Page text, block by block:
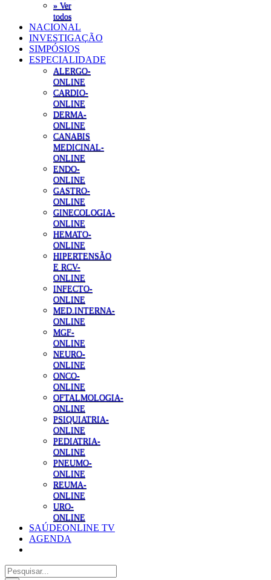
» Ver
todos
NACIONAL
INVESTIGAÇÃO
SIMPÓSIOS
ESPECIALIDADE
ALERGO-
ONLINE
CARDIO-
ONLINE
DERMA-
ONLINE
CANABIS
MEDICINAL-
ONLINE
ENDO-
ONLINE
GASTRO-
ONLINE
GINECOLOGIA-
ONLINE
HEMATO-
ONLINE
HIPERTENSÃO
E RCV-
ONLINE
INFECTO-
ONLINE
MED.INTERNA-
ONLINE
MGF-
ONLINE
NEURO-
ONLINE
ONCO-
ONLINE
OFTALMOLOGIA-
ONLINE
PSIQUIATRIA-
ONLINE
PEDIATRIA-
ONLINE
PNEUMO-
ONLINE
REUMA-
ONLINE
URO-
ONLINE
SAÚDEONLINE TV
AGENDA
Pesquisar